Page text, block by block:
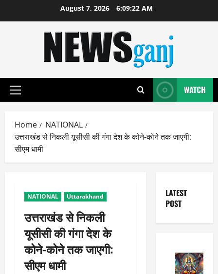
August 7, 2026 6:09:23 AM
Primary
WATCH
Home
NATIONAL
उत्तराखंड से निकली यूसीसी की गंगा देश के कोने-कोने तक जाएगी:
सीएम धामी
NATIONAL Uttarakhand
उत्तराखंड से निकली
यूसीसी की गंगा देश के
कोने-कोने तक जाएगी:
सीएम धामी
LATEST
POST